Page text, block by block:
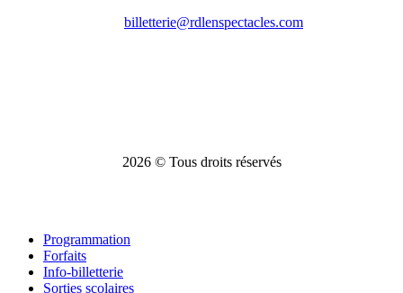
billetterie@rdlenspectacles.com
2026© Tous droits réservés
Close
Menu
Programmation
Forfaits
Info-billetterie
Sorties scolaires